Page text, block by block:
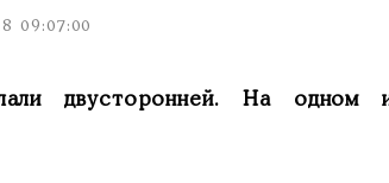
09:07:00
двусторонней. На одном